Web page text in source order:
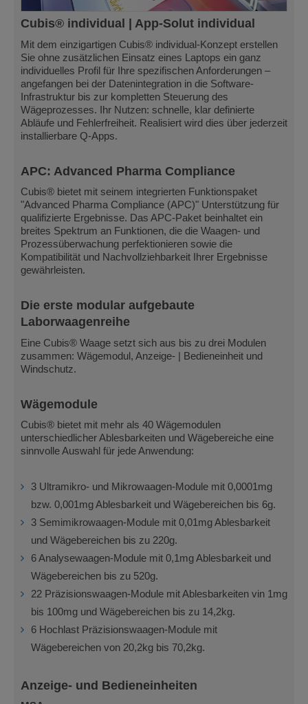
Cubis® individual | App-Solut individual
Mit dem einzigartigen Cubis® individual-Konzept erstellen
Sie ohne zusätzlichen Einsatz eines Laptops ein ganz
individuelles Profil für Ihre spezifischen Anforderungen –
angefangen bei der Datenintegration in die Software-
Infrastruktur bis zur kompletten Steuerung des
Wägeprozesses. Ihr Nutzen: schnelle, klar definierte
Abläufe und Fehlerfreiheit. Realisiert wird dies über jederzeit
installierbare Q-Apps.
APC: Advanced Pharma Compliance
Cubis® bietet mit seinem integrierten Funktionspaket
"Advanced Pharma Compliance (APC)" Unterstützung für
qualifizierte Ergebnisse. Das APC-Paket beinhaltet ein
breites Spektrum an Funktionen, die die Waagen- und
Prozessüberwachung perfektionieren sowie die
Kompatibilität und Nachvollziehbarkeit Ihrer Ergebnisse
gewährleisten.
Die erste modular aufgebaute
Laborwaagenreihe
Eine Cubis® Waage setzt sich aus bis zu drei Modulen
zusammen: Wägemodul, Anzeige- | Bedieneinheit und
Windschutz.
Wägemodule
Cubis® bietet mit mehr als 40 Wägemodulen
unterschiedlicher Ablesbarkeiten und Wägebereiche eine
sinnvolle Auswahl für jede Anwendung:
3 Ultramikro- und Mikrowaagen-Module mit 0,0001mg
bzw. 0,001mg Ablesbarkeit und Wägebereichen bis 6g.
3 Semimikrowaagen-Module mit 0,01mg Ablesbarkeit
und Wägebereichen bis zu 220g.
6 Analysewaagen-Module mit 0,1mg Ablesbarkeit und
Wägebereichen bis zu 520g.
22 Präzisionswaagen-Module mit Ablesbarkeiten vin 1mg
bis 100mg und Wägebereichen bis zu 14,2kg.
6 Hochlast Präzisionswaagen-Module mit
Wägebereichen von 20,2kg bis 70,2kg.
Anzeige- und Bedieneinheiten